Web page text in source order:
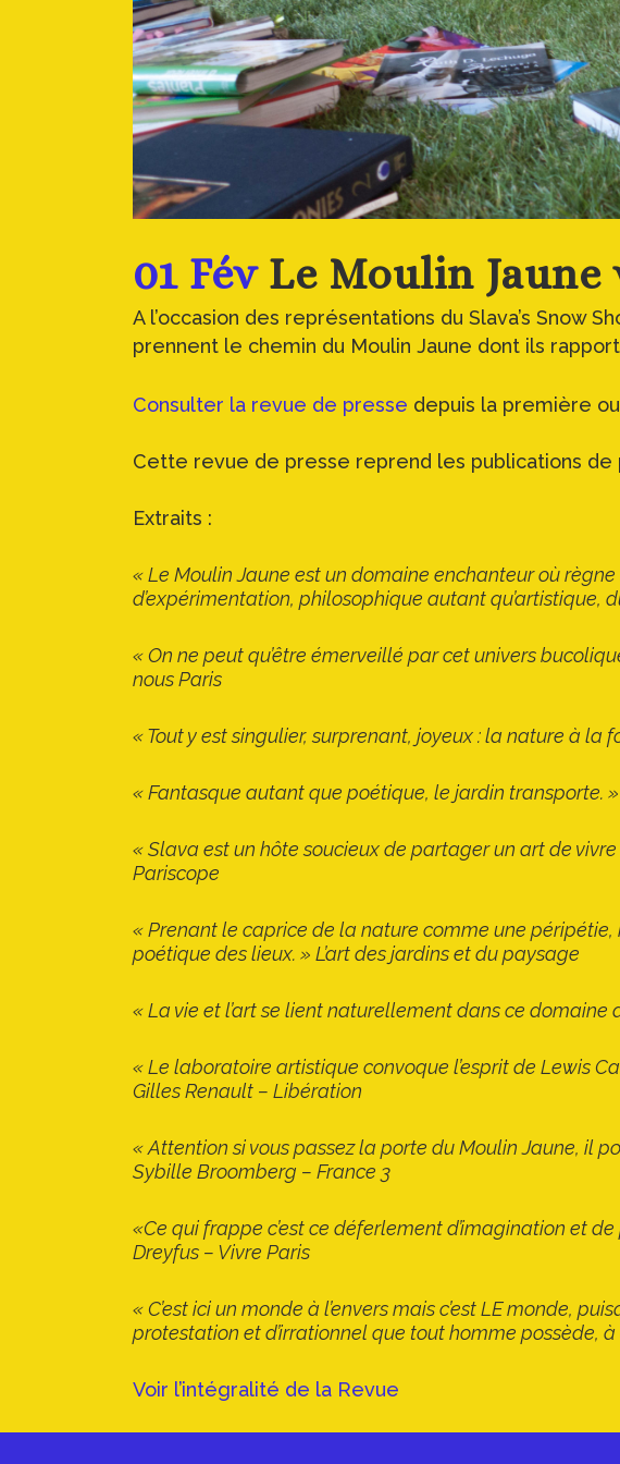
01 FévLe Moulin Jaune
A l’occasion des représentations du Slava’s Snow
prennent le chemin du Moulin Jaune dont ils
Consulter la revue de presse depuis la première
Cette revue de presse reprend les publications
Extraits :
« Le Moulin Jaune est un domaine enchanteur où
d’expérimentation, philosophique autant qu’artistique,
« On ne peut qu’être émerveillé par cet univers
nous Paris
« Tout y est singulier, surprenant, joyeux : la nature à
« Fantasque autant que poétique, le jardin transporte.
« Slava est un hôte soucieux de partager un art de
Pariscope
« Prenant le caprice de la nature comme une
poétique des lieux. » L’art des jardins et du paysage
« La vie et l’art se lient naturellement dans ce domaine
« Le laboratoire artistique convoque l’esprit de Lewis
Gilles Renault – Libération
« Attention si vous passez la porte du Moulin Jaune, il
Sybille Broomberg – France 3
«Ce qui frappe c’est ce déferlement d’imagination et
Dreyfus – Vivre Paris
« C’est ici un monde à l’envers mais c’est LE monde,
protestation et d’irrationnel que tout homme possède,
Voir l’intégralité de la Revue